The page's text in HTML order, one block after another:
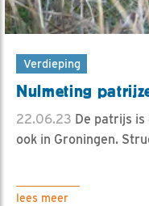
Verdieping
Nulmeting
22.06.23 De patrijs is
ook in Groningen.
lees meer